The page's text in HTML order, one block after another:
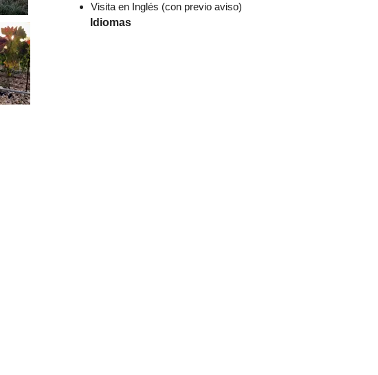
Visita en Inglés (con previo aviso)
Idiomas